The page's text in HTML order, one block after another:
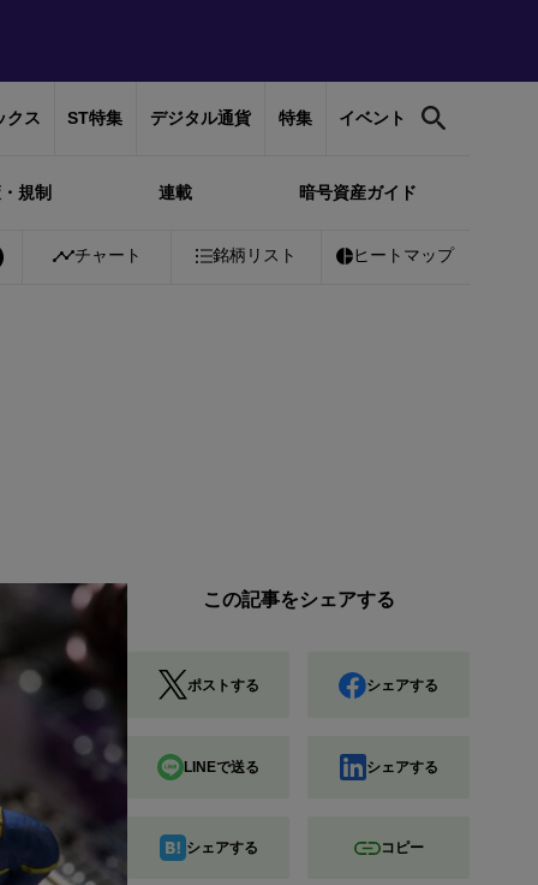
クス ST特集 デジタル通貨 特集 イベント
規制 連載 暗号資産ガイド
￥10,109,886 1.07% Ethereum ￥298,815+2.57%
チャート 銘柄リスト ヒートマップ
この記事をシェアする
ポストする シェアする
LINEで送る シェアする
シェアする コピー